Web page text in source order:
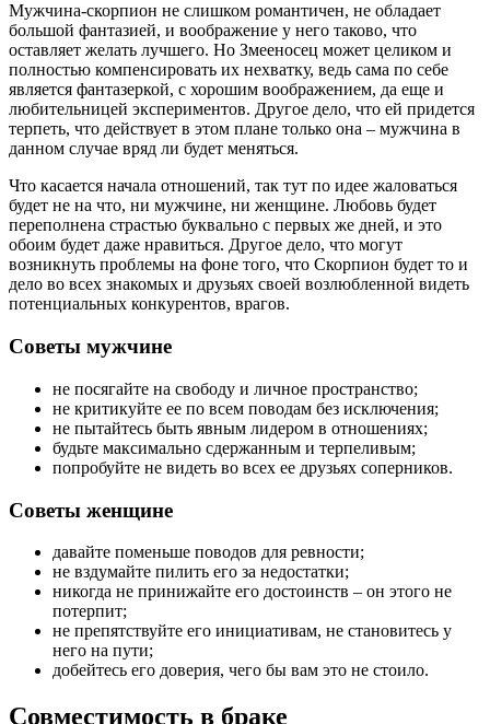
Мужчина-скорпион не слишком романтичен, не обладает
большой фантазией, и воображение у него таково, что
оставляет желать лучшего. Но Змееносец может целиком и
полностью компенсировать их нехватку, ведь сама по себе
является фантазеркой, с хорошим воображением, да еще и
любительницей экспериментов. Другое дело, что ей придется
терпеть, что действует в этом плане только она – мужчина в
данном случае вряд ли будет меняться.
Что касается начала отношений, так тут по идее жаловаться
будет не на что, ни мужчине, ни женщине. Любовь будет
переполнена страстью буквально с первых же дней, и это
обоим будет даже нравиться. Другое дело, что могут
возникнуть проблемы на фоне того, что Скорпион будет то и
дело во всех знакомых и друзьях своей возлюбленной видеть
потенциальных конкурентов, врагов.
Советы мужчине
не посягайте на свободу и личное пространство;
не критикуйте ее по всем поводам без исключения;
не пытайтесь быть явным лидером в отношениях;
будьте максимально сдержанным и терпеливым;
попробуйте не видеть во всех ее друзьях соперников.
Советы женщине
давайте поменьше поводов для ревности;
не вздумайте пилить его за недостатки;
никогда не принижайте его достоинств – он этого не
потерпит;
не препятствуйте его инициативам, не становитесь у
него на пути;
добейтесь его доверия, чего бы вам это не стоило.
Совместимость в браке